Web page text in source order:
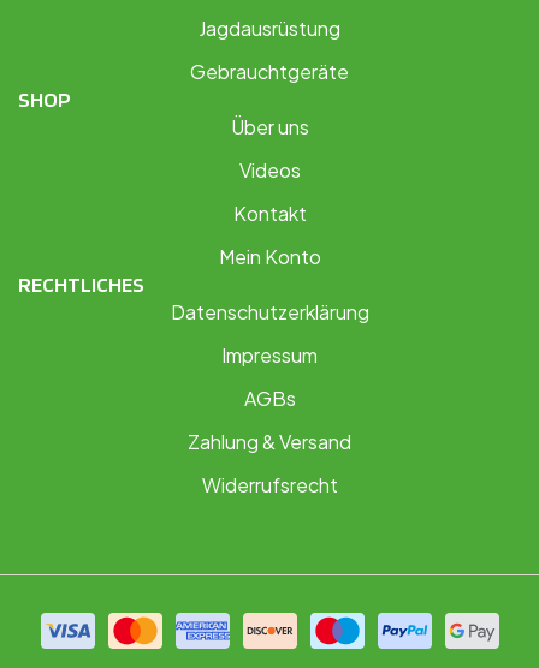
Jagdausrüstung
Gebrauchtgeräte
SHOP
Über uns
Videos
Kontakt
Mein Konto
RECHTLICHES
Datenschutzerklärung
Impressum
AGBs
Zahlung & Versand
Widerrufsrecht